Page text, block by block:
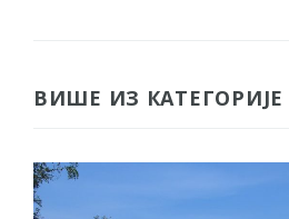
ВИШЕ ИЗ КАТЕГОРИЈЕ